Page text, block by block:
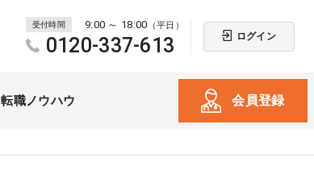
受付時間 9:00 ～ 18:00 （平日）
0120-337-613 ログイン
転職ノウハウ 会員登録